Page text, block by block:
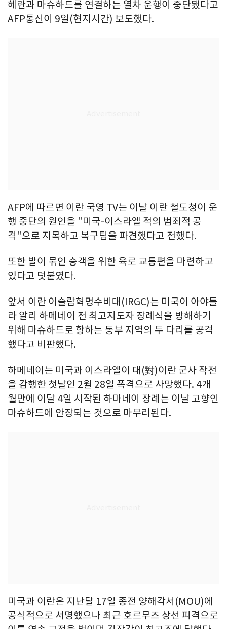
헤란과 마슈하드를 연결하는 열차 운행이 중단됐다고
AFP통신이 9일(현지시간) 보도했다.
AFP에 따르면 이란 국영 TV는 이날 이란 철도청이 운
행 중단의 원인을 "미국-이스라엘 적의 범죄적 공
격"으로 지목하고 복구팀을 파견했다고 전했다.
또한 발이 묶인 승객을 위한 육로 교통편을 마련하고
있다고 덧붙였다.
앞서 이란 이슬람혁명수비대(IRGC)는 미국이 아야톨
라 알리 하메네이 전 최고지도자 장례식을 방해하기
위해 마슈하드로 향하는 동부 지역의 두 다리를 공격
했다고 비판했다.
하메네이는 미국과 이스라엘이 대(對)이란 군사 작전
을 감행한 첫날인 2월 28일 폭격으로 사망했다. 4개
월만에 이달 4일 시작된 하마네이 장례는 이날 고향인
마슈하드에 안장되는 것으로 마무리된다.
미국과 이란은 지난달 17일 종전 양해각서(MOU)에
공식적으로 서명했으나 최근 호르무즈 상선 피격으로